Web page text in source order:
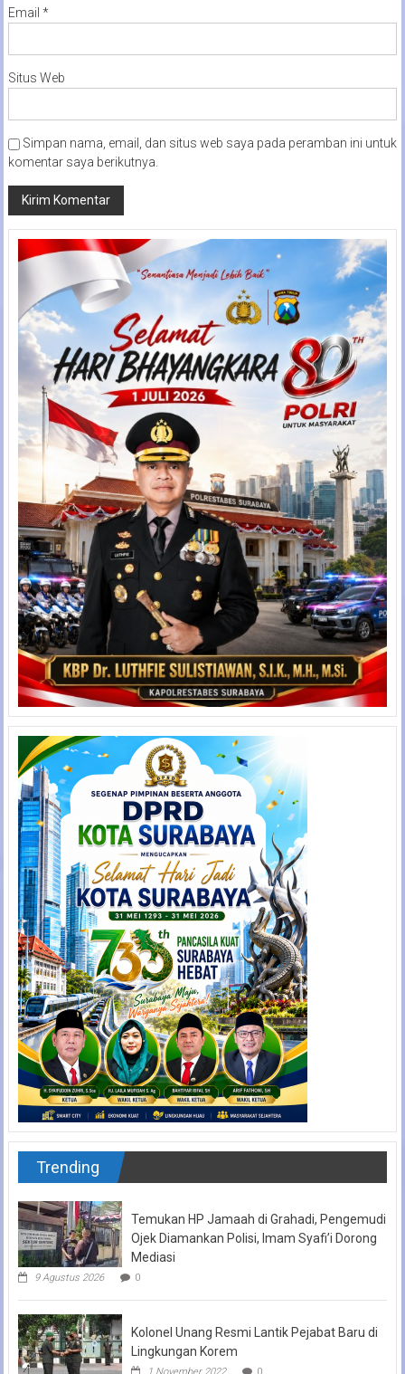
Email *
Situs Web
Simpan nama, email, dan situs web saya pada peramban ini untuk
komentar saya berikutnya.
Trending
Temukan HP Jamaah di Grahadi, Pengemudi
Ojek Diamankan Polisi, Imam Syafi’i Dorong
Mediasi
9 Agustus 2026 0
Kolonel Unang Resmi Lantik Pejabat Baru di
Lingkungan Korem